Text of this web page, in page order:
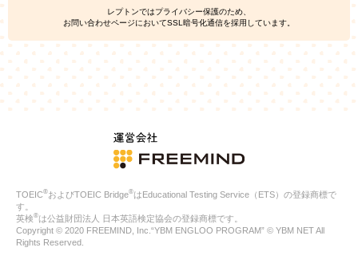
人情報を、本人が特定されないデータに不可逆変換した上で第三
者広告配信事業者においてマッチングを行い、その結果に基づい
て広告を配信することがあります。第三者広告配信事業者が、こ
れらの情報を広告配信以外の目的で利用することはありません。
4.
個人情報の第三者への提供
当社は、次の場合を除き、ご本人の同意なしに個人情報を第三者
に提供することはありません。
ご本人の同意がある場合
法令に基づく場合
人の生命、身体または財産の保護のために必要がある場合であ
公衆衛生の向上または児童の健全な育成の推進のために特に必
合
特定した利用目的の達成に必要な範囲内において、個人情報の
レプトンではプライバシー保護のため、
お問い合わせページにおいてSSL暗号化通信を採用しています。
TOEIC®およびTOEIC Bridge®はEducational Testing Service（ETS）の登録商標で
す。
英検®は公益財団法人 日本英語検定協会の登録商標です。
Copyright © 2020 FREEMIND, Inc.“YBM ENGLOO PROGRAM” © YBM NET All
Rights Reserved.